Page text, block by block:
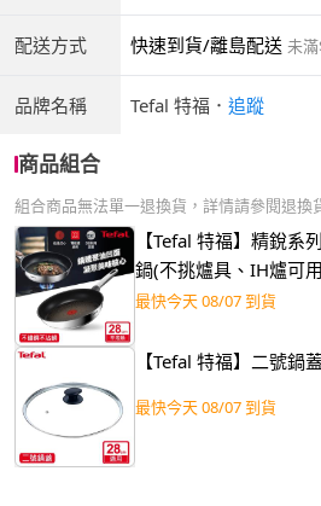
配送方式 快速到貨/離島配送 未
品牌名稱 Tefal 特福 ． 追蹤
商品組合
組合商品無法單一退換貨，詳情請參閱退換
【Tefal 特福】精銳
鍋(不挑爐具、IH爐可
最快今天 08/07 到貨
【Tefal 特福】二號鍋
最快今天 08/07 到貨